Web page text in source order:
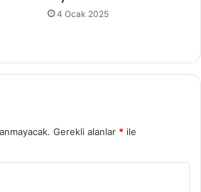
4 Ocak 2025
Gerekli alanlar * ile